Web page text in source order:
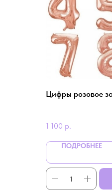
Цифры розовое
1 100 р.
ПОДРОБНЕЕ